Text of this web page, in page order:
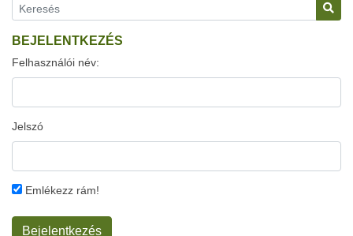
BEJELENTKEZÉS
Felhasználói név:
Jelszó
Emlékezz rám!